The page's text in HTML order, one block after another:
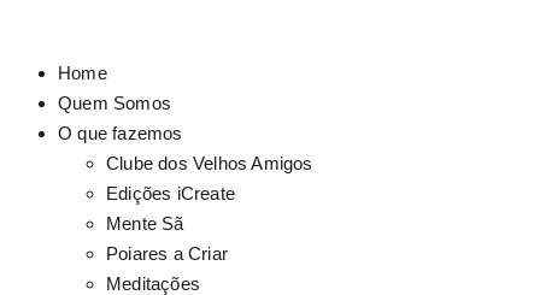
Home
Quem Somos
O que fazemos
Clube dos Velhos Amigos
Edições iCreate
Mente Sã
Poiares a Criar
Meditações